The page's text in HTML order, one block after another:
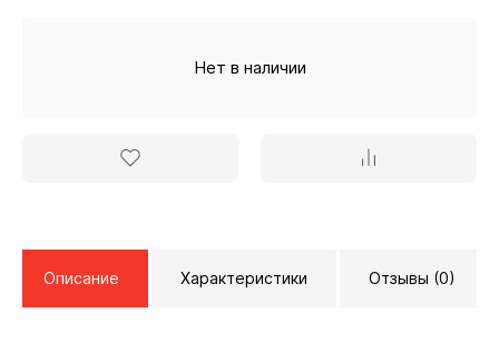
Нет в наличии
Описание Характеристики Отзывы (0)